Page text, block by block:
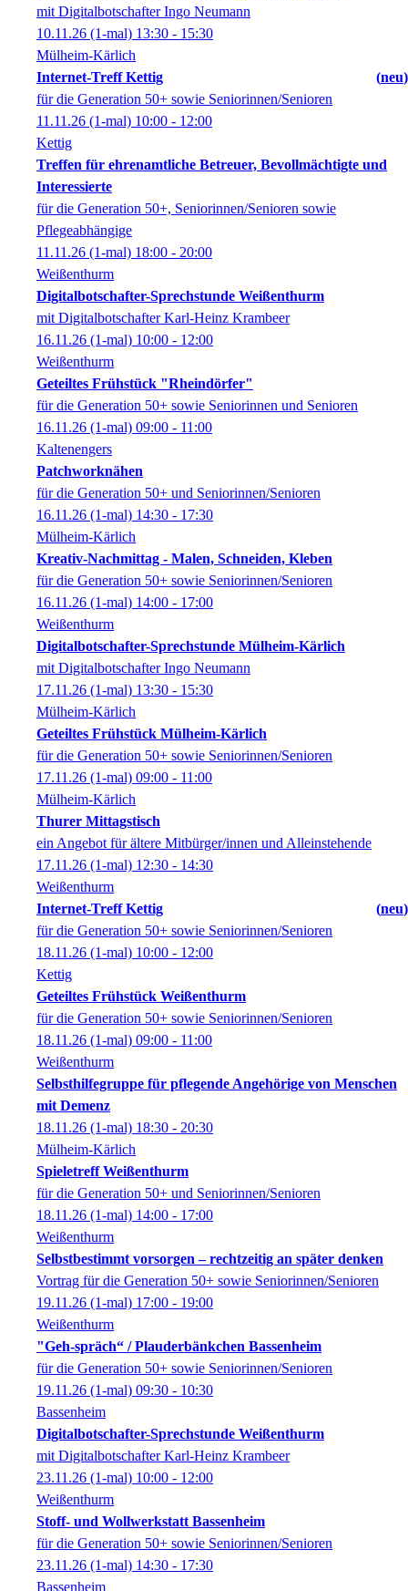
mit Digitalbotschafter Ingo Neumann
10.11.26 (1-mal) 13:30 - 15:30
Mülheim-Kärlich
Internet-Treff Kettig
neu
für die Generation 50+ sowie Seniorinnen/Senioren
11.11.26 (1-mal) 10:00 - 12:00
Kettig
Treffen für ehrenamtliche Betreuer, Bevollmächtigte und
Interessierte
für die Generation 50+, Seniorinnen/Senioren sowie
Pflegeabhängige
11.11.26 (1-mal) 18:00 - 20:00
Weißenthurm
Digitalbotschafter-Sprechstunde Weißenthurm
mit Digitalbotschafter Karl-Heinz Krambeer
16.11.26 (1-mal) 10:00 - 12:00
Weißenthurm
Geteiltes Frühstück "Rheindörfer"
für die Generation 50+ sowie Seniorinnen und Senioren
16.11.26 (1-mal) 09:00 - 11:00
Kaltenengers
Patchworknähen
für die Generation 50+ und Seniorinnen/Senioren
16.11.26 (1-mal) 14:30 - 17:30
Mülheim-Kärlich
Kreativ-Nachmittag - Malen, Schneiden, Kleben
für die Generation 50+ sowie Seniorinnen/Senioren
16.11.26 (1-mal) 14:00 - 17:00
Weißenthurm
Digitalbotschafter-Sprechstunde Mülheim-Kärlich
mit Digitalbotschafter Ingo Neumann
17.11.26 (1-mal) 13:30 - 15:30
Mülheim-Kärlich
Geteiltes Frühstück Mülheim-Kärlich
für die Generation 50+ sowie Seniorinnen/Senioren
17.11.26 (1-mal) 09:00 - 11:00
Mülheim-Kärlich
Thurer Mittagstisch
ein Angebot für ältere Mitbürger/innen und Alleinstehende
17.11.26 (1-mal) 12:30 - 14:30
Weißenthurm
Internet-Treff Kettig
neu
für die Generation 50+ sowie Seniorinnen/Senioren
18.11.26 (1-mal) 10:00 - 12:00
Kettig
Geteiltes Frühstück Weißenthurm
für die Generation 50+ sowie Seniorinnen/Senioren
18.11.26 (1-mal) 09:00 - 11:00
Weißenthurm
Selbsthilfegruppe für pflegende Angehörige von Menschen
mit Demenz
18.11.26 (1-mal) 18:30 - 20:30
Mülheim-Kärlich
Spieletreff Weißenthurm
für die Generation 50+ und Seniorinnen/Senioren
18.11.26 (1-mal) 14:00 - 17:00
Weißenthurm
Selbstbestimmt vorsorgen – rechtzeitig an später denken
Vortrag für die Generation 50+ sowie Seniorinnen/Senioren
19.11.26 (1-mal) 17:00 - 19:00
Weißenthurm
"Geh-spräch“ / Plauderbänkchen Bassenheim
für die Generation 50+ sowie Seniorinnen/Senioren
19.11.26 (1-mal) 09:30 - 10:30
Bassenheim
Digitalbotschafter-Sprechstunde Weißenthurm
mit Digitalbotschafter Karl-Heinz Krambeer
23.11.26 (1-mal) 10:00 - 12:00
Weißenthurm
Stoff- und Wollwerkstatt Bassenheim
für die Generation 50+ sowie Seniorinnen/Senioren
23.11.26 (1-mal) 14:30 - 17:30
Bassenheim